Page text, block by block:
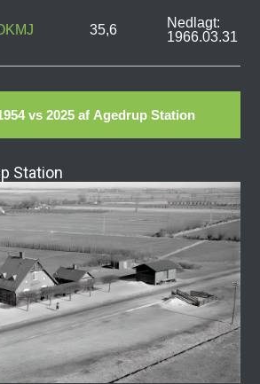
35,6
Nedlagt:
1966.03.31
vs 2025 af Agedrup Station
Station